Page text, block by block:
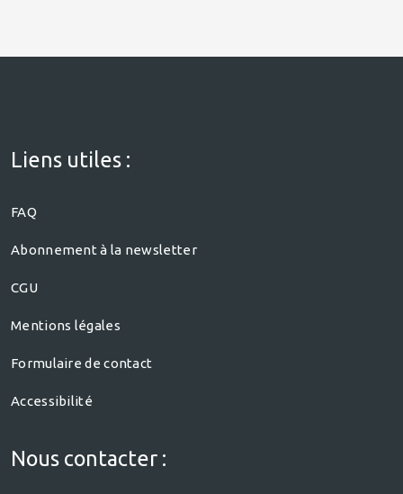
Liens utiles :
FAQ
Abonnement à la newsletter
CGU
Mentions légales
Formulaire de contact
Accessibilité
Nous contacter :